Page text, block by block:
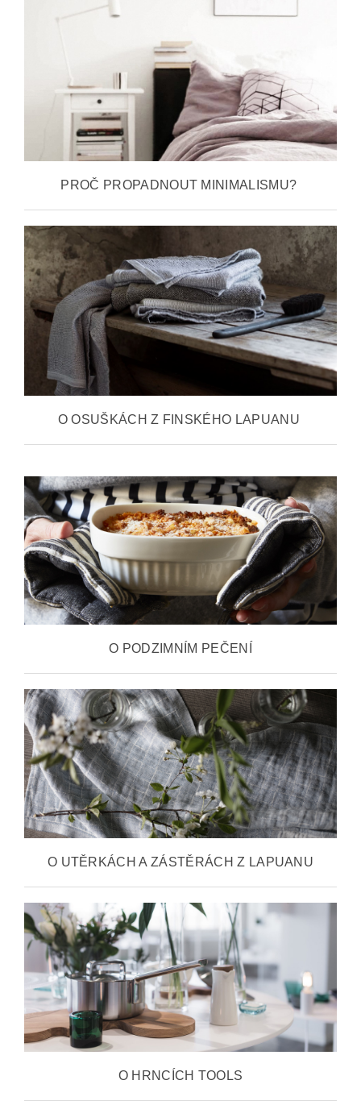
PROČ PROPADNOUT MINIMALISMU?
O OSUŠKÁCH Z FINSKÉHO LAPUANU
O PODZIMNÍM PEČENÍ
O UTĚRKÁCH A ZÁSTĚRÁCH Z LAPUANU
O HRNCÍCH TOOLS